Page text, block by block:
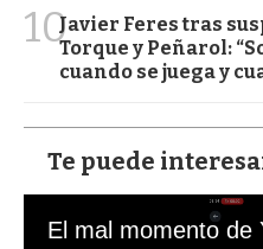
10Javier Feres tras
Torque y Peñarol:
cuando se juega y
Te puede